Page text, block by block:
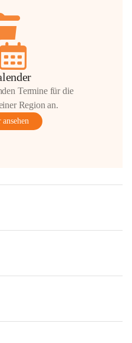
Termine für die
Region an.